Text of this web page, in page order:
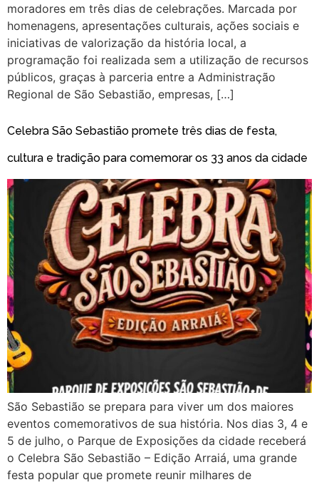
moradores em três dias de celebrações. Marcada por
homenagens, apresentações culturais, ações sociais e
iniciativas de valorização da história local, a
programação foi realizada sem a utilização de recursos
públicos, graças à parceria entre a Administração
Regional de São Sebastião, empresas, […]
Celebra São Sebastião promete três dias de festa,
cultura e tradição para comemorar os 33 anos da cidade
São Sebastião se prepara para viver um dos maiores
eventos comemorativos de sua história. Nos dias 3, 4 e
5 de julho, o Parque de Exposições da cidade receberá
o Celebra São Sebastião – Edição Arraiá, uma grande
festa popular que promete reunir milhares de